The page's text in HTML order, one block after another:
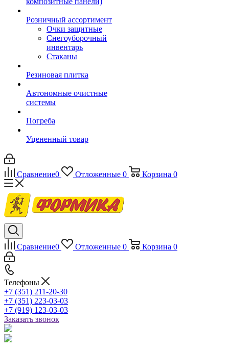
Розничный ассортимент
Очки защитные
Снегоуборочный
инвентарь
Стаканы
Резиновая плитка
Автономные очистные
системы
Погреба
Уцененный товар
Сравнение0 Отложенные 0 Корзина 0
Сравнение0 Отложенные 0 Корзина 0
Телефоны
+7 (351) 211-20-30
+7 (351) 223-03-03
+7 (919) 123-03-03
Заказать звонок